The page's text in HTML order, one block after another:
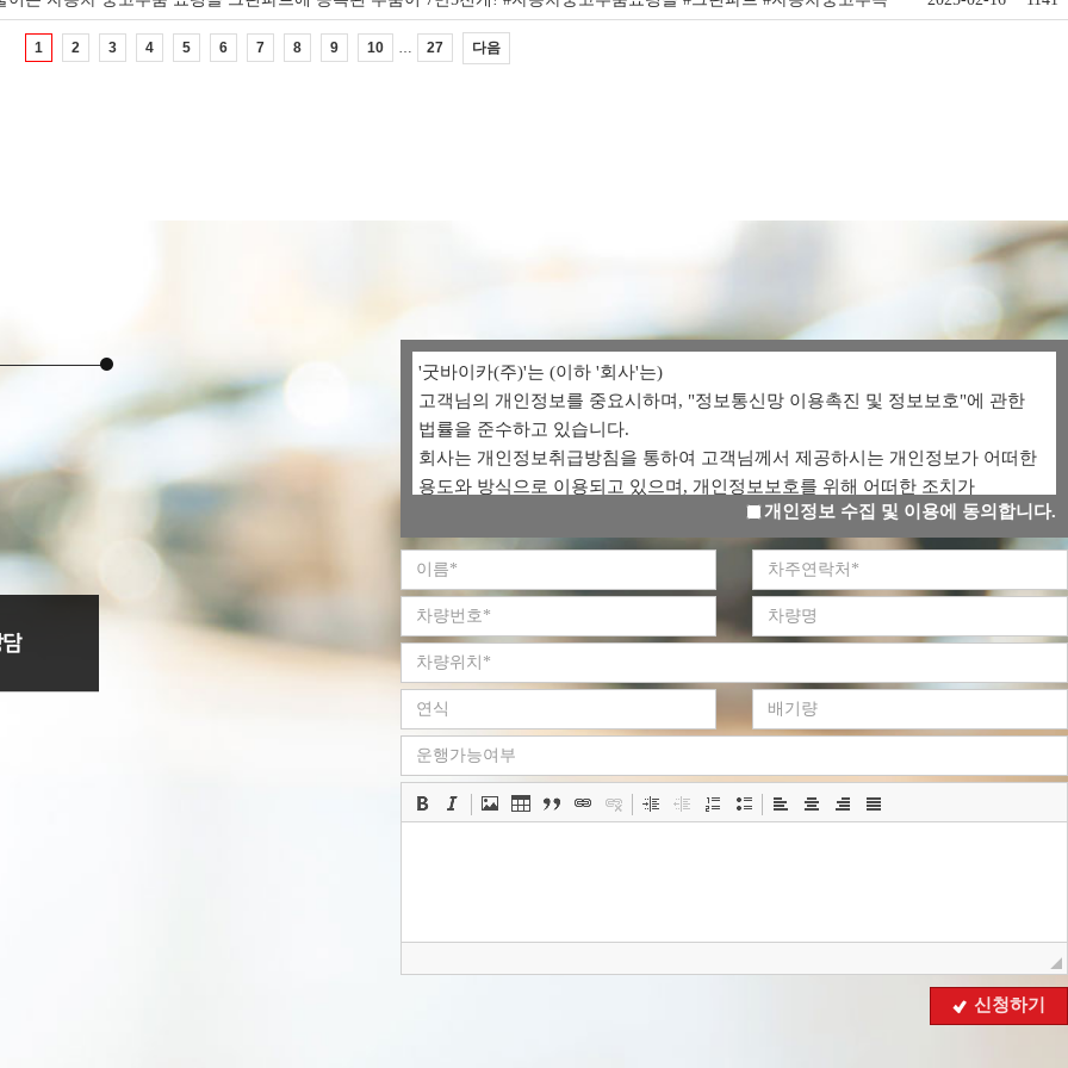
1 2 3 4 5 6 7 8 9 10 27 다음
'굿바이카(주)'는 (이하 '회사'는)
고객님의 개인정보를 중요시하며, "정보통신망 이용촉진 및 정보보호"에 관한
법률을 준수하고 있습니다.
회사는 개인정보취급방침을 통하여 고객님께서 제공하시는 개인정보가 어떠한
용도와 방식으로 이용되고 있으며, 개인정보보호를 위해 어떠한 조치가
회사는 개인정보취급방침을 개정하는 경우 웹사이트 공지사항(또는 개별공지)을
통하여 공지할 것입니다.
ο 본 방침은 : 2008 년 05 월 02 일 부터 시행됩니다.
■ 수집하는 개인정보 항목
회사는 회원가입, 상담, 서비스 신청 등등을 위해 아래와 같은 개인정보를
수집하고 있습니다.
ο 수집항목 : 이름 , 로그인ID , 비밀번호 , 휴대전화번호 , 이메일 , 회사명 ,
서비스 이용기록 , 쿠키 , 접속 IP 정보
구매 및 요금 결제
ο 회원 관리 : 회원제 서비스 이용에 따른 본인확인
회사는 개인정보 수집 및 이용목적이 달성된 후에는 예외 없이 해당 정보를 지체
개인정보 수집 및 이용에 동의합니다.
신청하기